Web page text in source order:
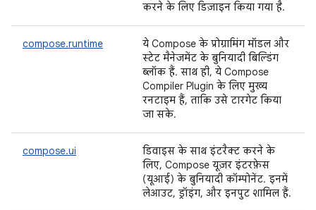
करने के लिए डिज़ाइन किया गया है.
compose.runtime
ये Compose के प्रोग्रामिंग मॉडल और
स्टेट मैनेजमेंट के बुनियादी बिल्डिंग
ब्लॉक हैं. साथ ही, ये Compose
Compiler Plugin के लिए मुख्य
रनटाइम हैं, ताकि उसे टारगेट किया
जा सके.
compose.ui
डिवाइस के साथ इंटरैक्ट करने के
लिए, Compose यूज़र इंटरफ़ेस
(यूआई) के बुनियादी कॉम्पोनेंट. इनमें
लेआउट, ड्रॉइंग, और इनपुट शामिल हैं.